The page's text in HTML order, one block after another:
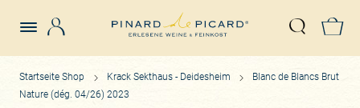
Suche
Startseite Shop Krack Sekthaus - Deidesheim
Blanc de Blancs Brut
Nature (dég. 04/26) 2023